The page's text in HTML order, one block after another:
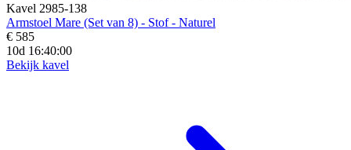
Kavel 2985-138
Armstoel Mare (Set van 8) - Stof - Naturel
€ 585
10d 16:39:58
Bekijk kavel